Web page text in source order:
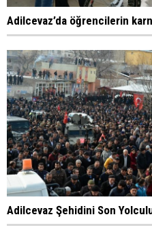
Adilcevaz’da öğrencilerin
Adilcevaz Şehidini Son